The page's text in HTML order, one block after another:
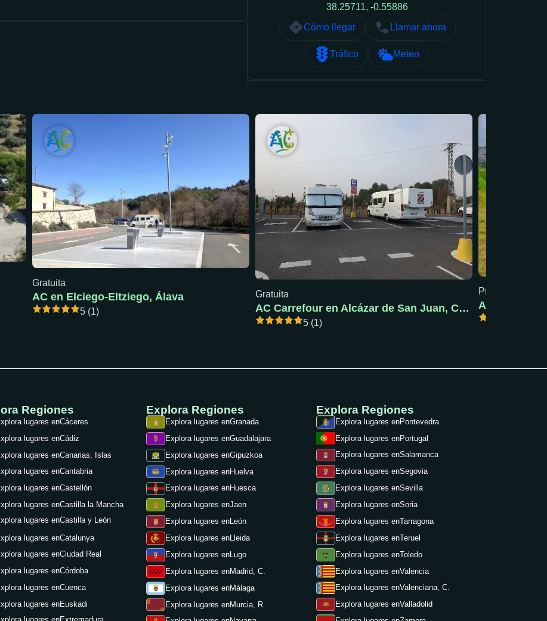
38.25711, -0.55886
Cómo llegar
Llamar ahora
Tráfico Meteo
Gratuita
AC en Elciego-Eltziego, Álava
5 (1)
Gratuita
AC Carrefour en Alcázar de San Juan, Ciudad Real
5 (1)
Precio mín: 18 €
AC Pola de
Regiones
lugares enCáceres
lugares enCádiz
lugares enCanarias, Islas
lugares enCantabria
lugares enCastellón
lugares enCastilla la Mancha
lugares enCastilla y León
lugares enCatalunya
lugares enCiudad Real
lugares enCórdoba
lugares enCuenca
lugares enEuskadi
Explora Regiones
Explora lugares enGranada
Explora lugares enGuadalajara
Explora lugares enGipuzkoa
Explora lugares enHuelva
Explora lugares enHuesca
Explora lugares enJaen
Explora lugares enLeón
Explora lugares enLleida
Explora lugares en Lugo
Explora lugares enMadrid, C.
Explora lugares enMálaga
Explora lugares enMurcia, R.
Explora Regiones
Explora lugares enPontevedra
Explora lugares enPortugal
Explora lugares enSalamanca
Explora lugares enSegovia
Explora lugares enSevilla
Explora lugares enSoria
Explora lugares enTarragona
Explora lugares enTeruel
Explora lugares enToledo
Explora lugares enValencia
Explora lugares enValenciana, C.
Explora lugares enValladolid